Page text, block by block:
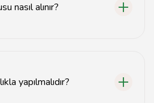
nasıl alınır?
yapılmalıdır?